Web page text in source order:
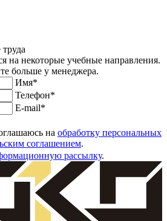
на некоторые учебные направления.
больше у менеджера.
Имя*
Телефон*
E-mail*
на обработку персональных
соглашением.
рассылку.